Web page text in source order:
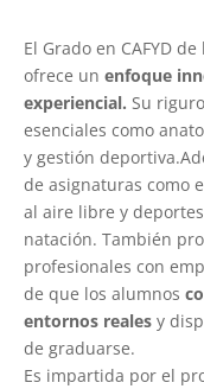
El Grado en CAFYD
ofrece un enfoque
experiencial. Su
esenciales como
y gestión
de asignaturas como
al aire libre y
natación. También
profesionales con
de que los alumnos
entornos reales y
de graduarse.
Es impartida por el